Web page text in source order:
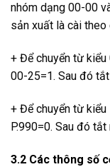
nhóm dạng 00-00
sản xuất là cài
+ Để chuyển từ
00-25=1. Sau đó
+ Để chuyển từ
P.990=0. Sau đó
3.2 Các thông số